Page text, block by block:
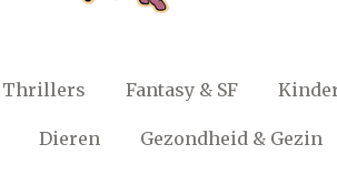
Thrillers Fantasy & SF
Dieren Gezondheid & Gezin